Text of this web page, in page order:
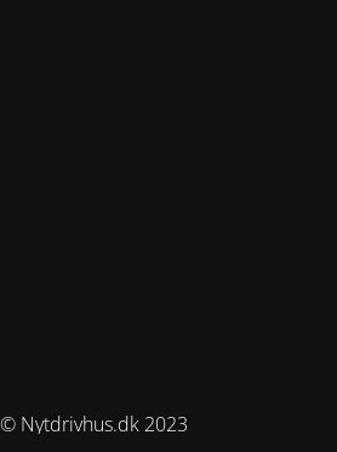
© Nytdrivhus.dk 2023